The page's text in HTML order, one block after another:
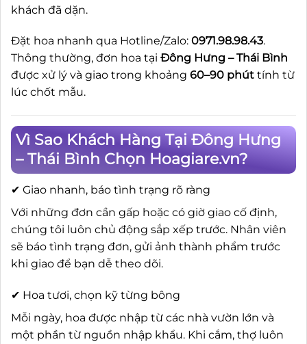
khách đã dặn.
Đặt hoa nhanh qua Hotline/Zalo: 0971.98.98.43.
Thông thường, đơn hoa tại Đông Hưng – Thái Bình
được xử lý và giao trong khoảng 60–90 phút tính từ
lúc chốt mẫu.
Vì Sao Khách Hàng Tại Đông Hưng
– Thái Bình Chọn Hoagiare.vn?
✔ Giao nhanh, báo tình trạng rõ ràng
Với những đơn cần gấp hoặc có giờ giao cố định,
chúng tôi luôn chủ động sắp xếp trước. Nhân viên
sẽ báo tình trạng đơn, gửi ảnh thành phẩm trước
khi giao để bạn dễ theo dõi.
✔ Hoa tươi, chọn kỹ từng bông
Mỗi ngày, hoa được nhập từ các nhà vườn lớn và
một phần từ nguồn nhập khẩu. Khi cắm, thợ luôn